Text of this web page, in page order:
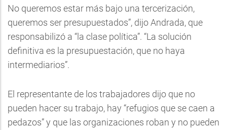
No queremos estar más bajo una tercerización,
queremos ser presupuestados”, dijo Andrada, que
responsabilizó a “la clase política”. “La solución
definitiva es la presupuestación, que no haya
intermediarios”.
El representante de los trabajadores dijo que no
pueden hacer su trabajo, hay “refugios que se caen a
pedazos” y que las organizaciones roban y no pueden